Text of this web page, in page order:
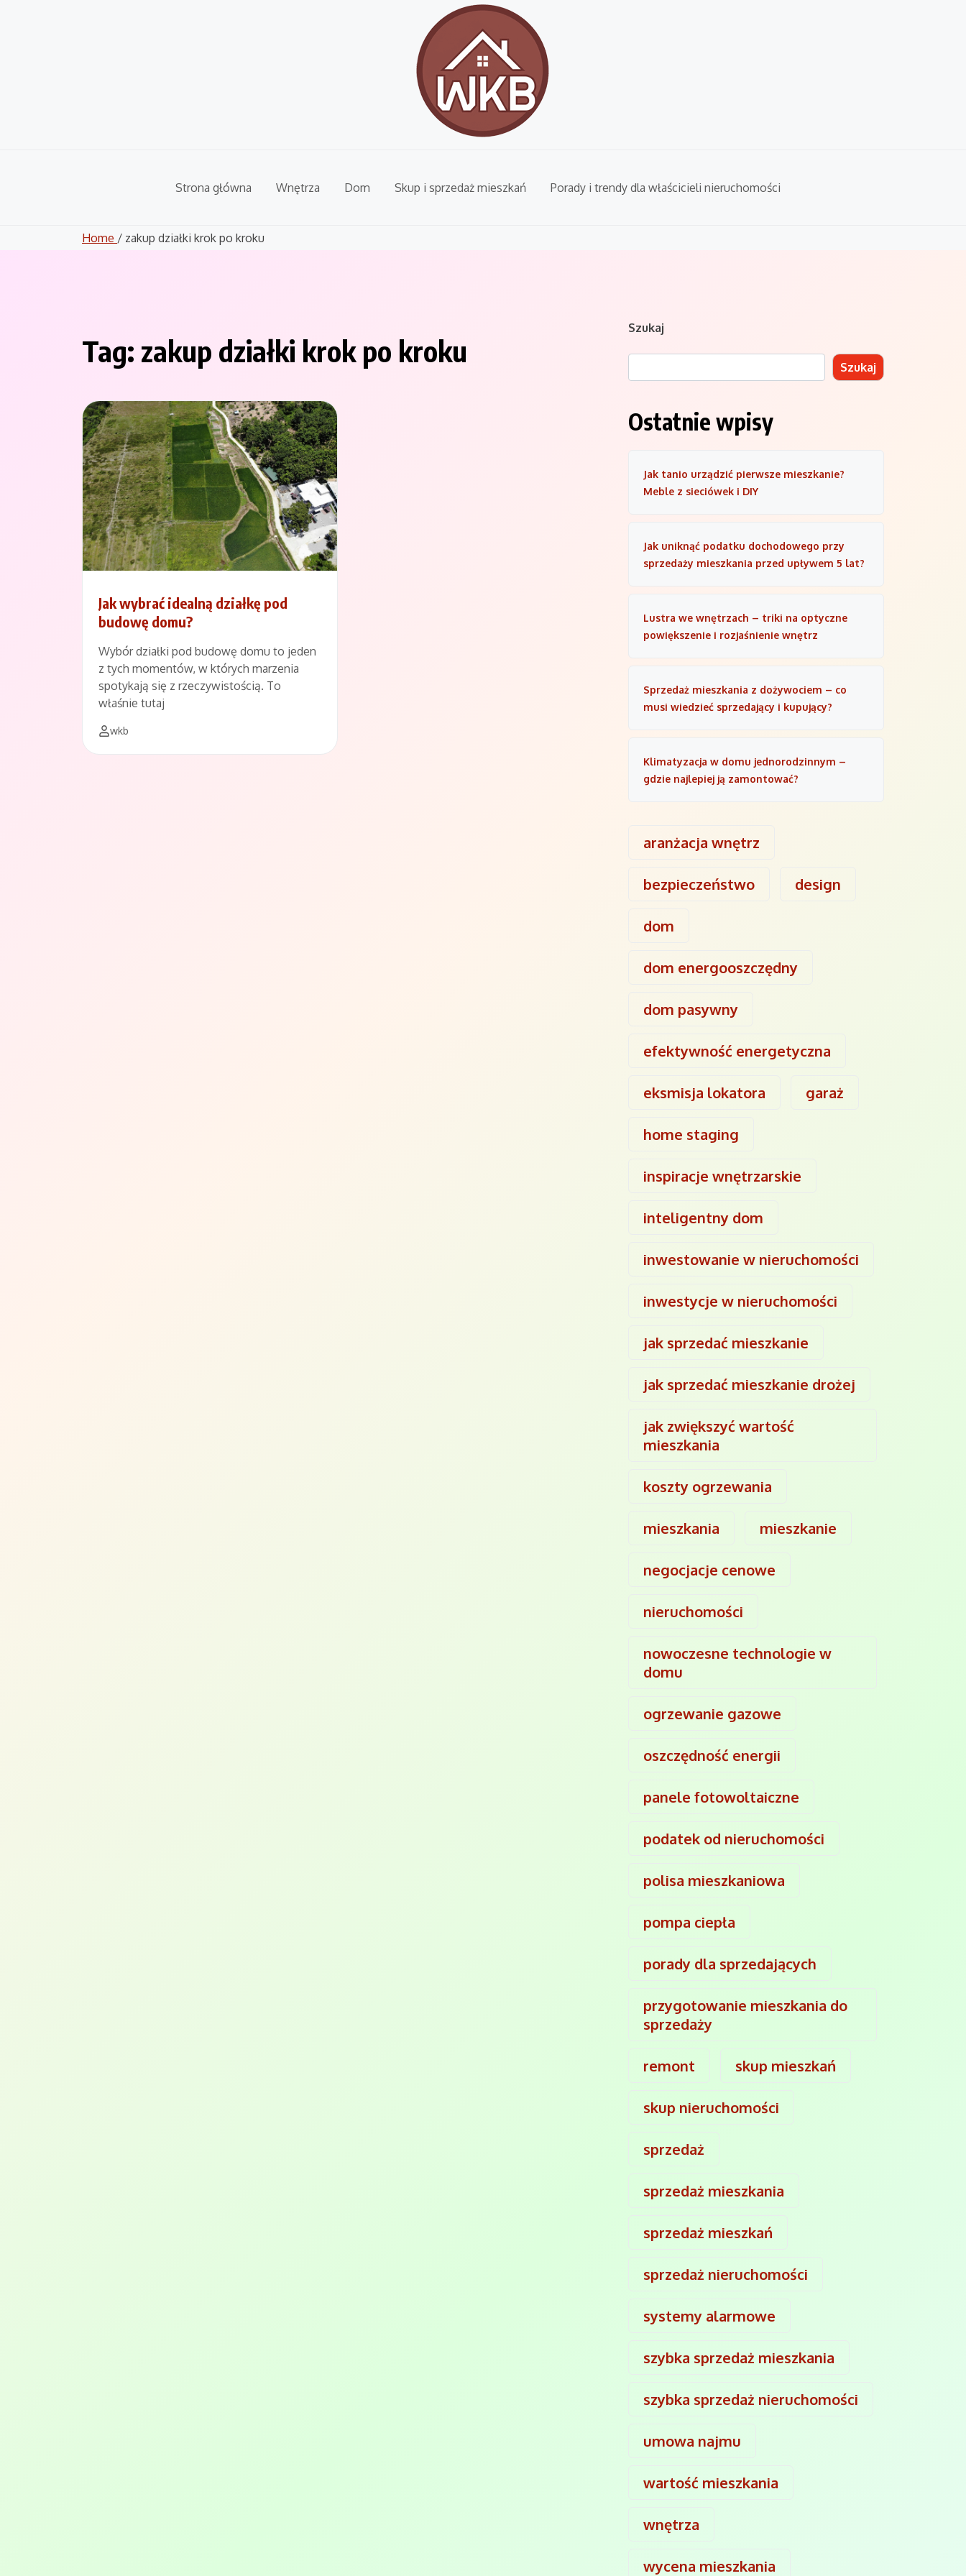
Strona główna Wnętrza Dom Skup i sprzedaż mieszkań Porady i trendy dla właścicieli nieruchomości
Home / zakup działki krok po kroku
Tag: zakup działki krok po kroku
Jak wybrać idealną działkę pod
budowę domu?
Wybór działki pod budowę domu to jeden
z tych momentów, w których marzenia
spotykają się z rzeczywistością. To
właśnie tutaj
wkb
Szukaj
Szukaj
Ostatnie wpisy
Jak tanio urządzić pierwsze mieszkanie?
Meble z sieciówek i DIY
Jak uniknąć podatku dochodowego przy
sprzedaży mieszkania przed upływem 5 lat?
Lustra we wnętrzach – triki na optyczne
powiększenie i rozjaśnienie wnętrz
Sprzedaż mieszkania z dożywociem – co
musi wiedzieć sprzedający i kupujący?
Klimatyzacja w domu jednorodzinnym –
gdzie najlepiej ją zamontować?
aranżacja wnętrz
bezpieczeństwo design
dom
dom energooszczędny
dom pasywny
efektywność energetyczna
eksmisja lokatora garaż
home staging
inspiracje wnętrzarskie
inteligentny dom
inwestowanie w nieruchomości
inwestycje w nieruchomości
jak sprzedać mieszkanie
jak sprzedać mieszkanie drożej
jak zwiększyć wartość
mieszkania
koszty ogrzewania
mieszkania mieszkanie
negocjacje cenowe
nieruchomości
nowoczesne technologie w
domu
ogrzewanie gazowe
oszczędność energii
panele fotowoltaiczne
podatek od nieruchomości
polisa mieszkaniowa
pompa ciepła
porady dla sprzedających
przygotowanie mieszkania do
sprzedaży
remont skup mieszkań
skup nieruchomości
sprzedaż
sprzedaż mieszkania
sprzedaż mieszkań
sprzedaż nieruchomości
systemy alarmowe
szybka sprzedaż mieszkania
szybka sprzedaż nieruchomości
umowa najmu
wartość mieszkania
wnętrza
wycena mieszkania